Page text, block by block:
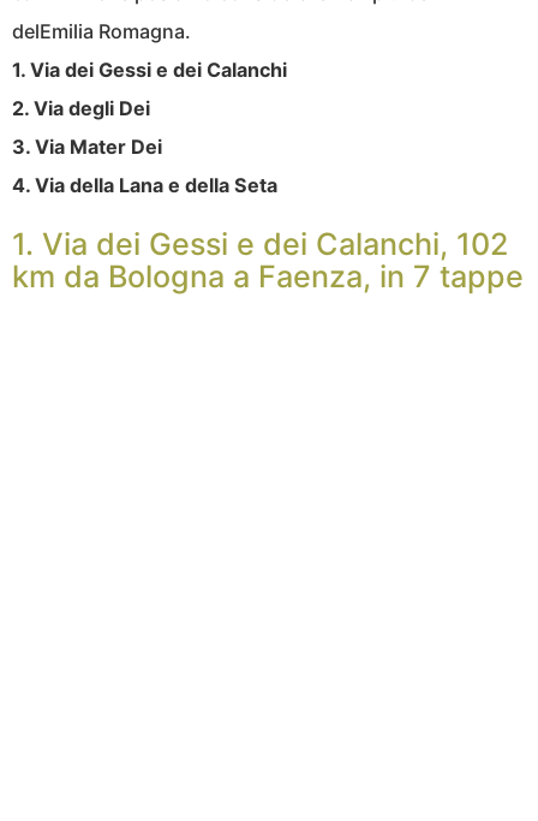
delEmilia Romagna.
1. Via dei Gessi e dei Calanchi
2. Via degli Dei
3. Via Mater Dei
4. Via della Lana e della Seta
1. Via dei Gessi e dei Calanchi, 102
km da Bologna a Faenza, in 7 tappe